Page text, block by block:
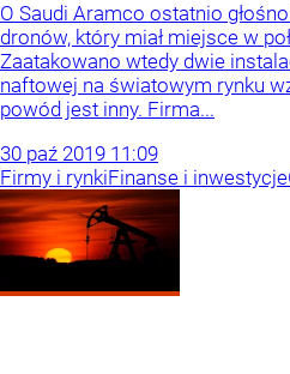
O Saudi Aramco ostatnio
dronów, który miał miejsce w
Zaatakowano wtedy dwie
naftowej na światowym rynku
powód jest inny. Firma...
30 paź 2019 11:09
Firmy i rynkiFinanse i inwestycje